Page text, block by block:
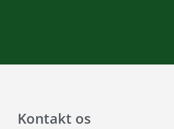
Kontakt os